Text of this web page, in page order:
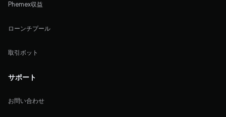
Phemex収益
ローンチプール
取引ボット
サポート
お問い合わせ